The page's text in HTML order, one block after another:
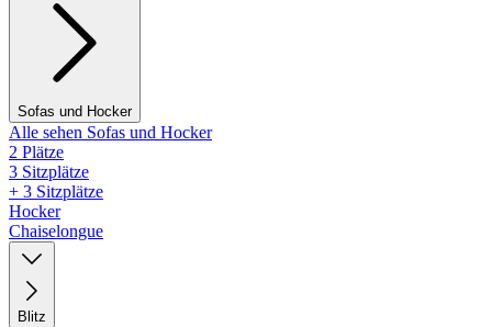
Sofas und Hocker
Alle sehen Sofas und Hocker
2 Plätze
3 Sitzplätze
+ 3 Sitzplätze
Hocker
Chaiselongue
Blitz